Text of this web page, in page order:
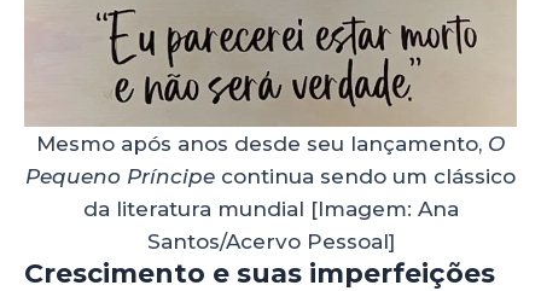
Mesmo após anos desde seu lançamento, O
Pequeno Príncipe continua sendo um clássico
da literatura mundial [Imagem: Ana
Santos/Acervo Pessoal]
Crescimento e suas imperfeições